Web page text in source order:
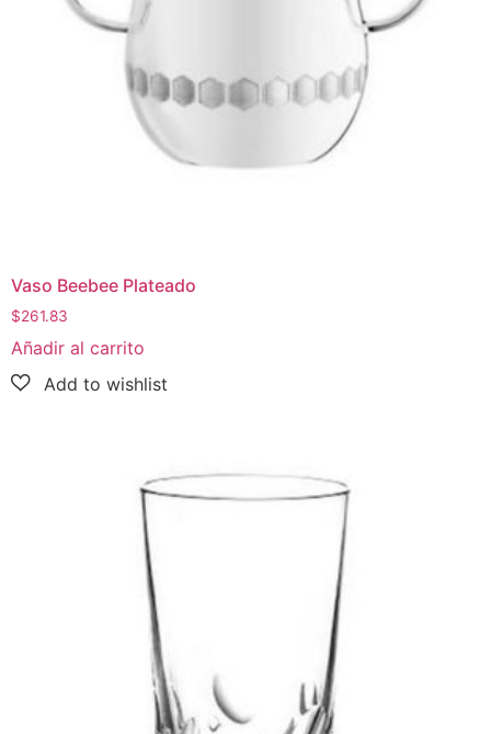
Vaso Beebee Plateado
$261.83
Añadir al carrito